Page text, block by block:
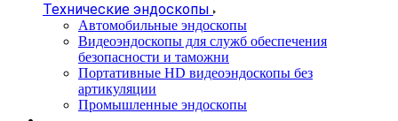
Технические эндоскопы
Автомобильные эндоскопы
Видеоэндоскопы для служб обеспечения
безопасности и таможни
Портативные HD видеоэндоскопы без
артикуляции
Промышленные эндоскопы